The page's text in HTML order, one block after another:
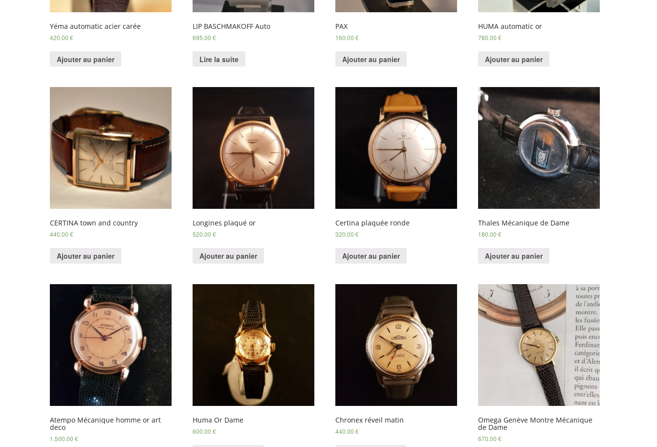
Yéma automatic acier carée
420.00 €
Ajouter au panier
LIP BASCHMAKOFF Auto
695.00€
Lire la suite
PAX
160.00€
Ajouter au panier
HUMA automatic or
780.00€
Ajouter au panier
CERTINA town and country
440.00 €
Ajouter au panier
Longines plaqué or
520.00€
Ajouter au panier
Certina plaquée ronde
320.00€
Ajouter au panier
Thales Mécanique de Dame
180.00€
Ajouter au panier
Atempo Mécanique homme or art
deco
1,500.00 €
Huma Or Dame
600.00€
Chronex réveil matin
440.00€
Omega Genève Montre Mécanique
de Dame
670.00€